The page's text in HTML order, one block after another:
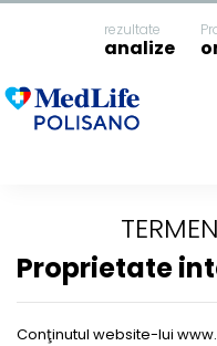
rezultate
analize
Proprietate
Conţinutul website-lui